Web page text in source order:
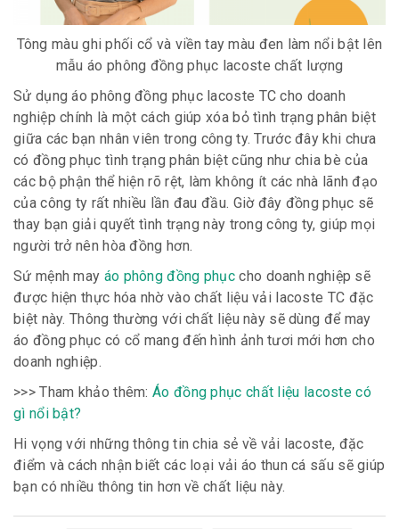
Tông màu ghi phối cổ và viền tay màu đen làm nổi bật lên
mẫu áo phông đồng phục lacoste chất lượng
Sử dụng áo phông đồng phục lacoste TC cho doanh
nghiệp chính là một cách giúp xóa bỏ tình trạng phân biệt
giữa các bạn nhân viên trong công ty. Trước đây khi chưa
có đồng phục tình trạng phân biệt cũng như chia bè của
các bộ phận thể hiện rõ rệt, làm không ít các nhà lãnh đạo
của công ty rất nhiều lần đau đầu. Giờ đây đồng phục sẽ
thay bạn giải quyết tình trạng này trong công ty, giúp mọi
người trở nên hòa đồng hơn.
Sứ mệnh may áo phông đồng phục cho doanh nghiệp sẽ
được hiện thực hóa nhờ vào chất liệu vải lacoste TC đặc
biệt này. Thông thường với chất liệu này sẽ dùng để may
áo đồng phục có cổ mang đến hình ảnh tươi mới hơn cho
doanh nghiệp.
>>> Tham khảo thêm:Áo đồng phục chất liệu lacoste có
gì nổi bật?
Hi vọng với những thông tin chia sẻ về vải lacoste, đặc
điểm và cách nhận biết các loại vải áo thun cá sấu sẽ giúp
bạn có nhiều thông tin hơn về chất liệu này.